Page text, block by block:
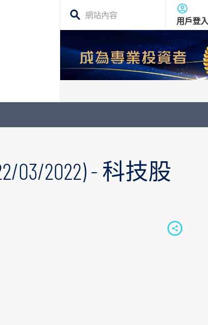
搜
網
內
用戶登入
2022) - 科技股
S